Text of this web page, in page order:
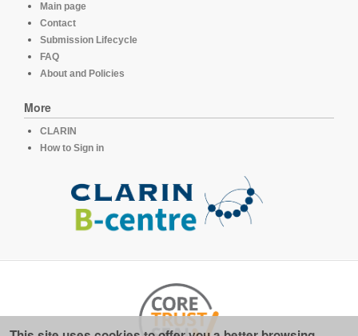
Main page
Contact
Submission Lifecycle
FAQ
About and Policies
More
CLARIN
How to Sign in